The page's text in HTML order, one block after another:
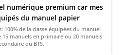
numérique premium car mes
équipés du manuel papier
de la classe équipées du manuel
en primaire ou 20 manuels
ou BTS.